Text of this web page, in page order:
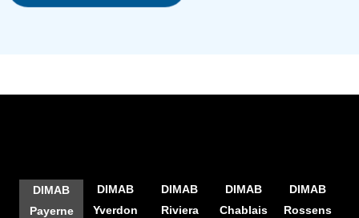
DIMAB
Payerne
DIMAB
Yverdon
DIMAB
Riviera
DIMAB
Chablais
DIMAB
Rossens